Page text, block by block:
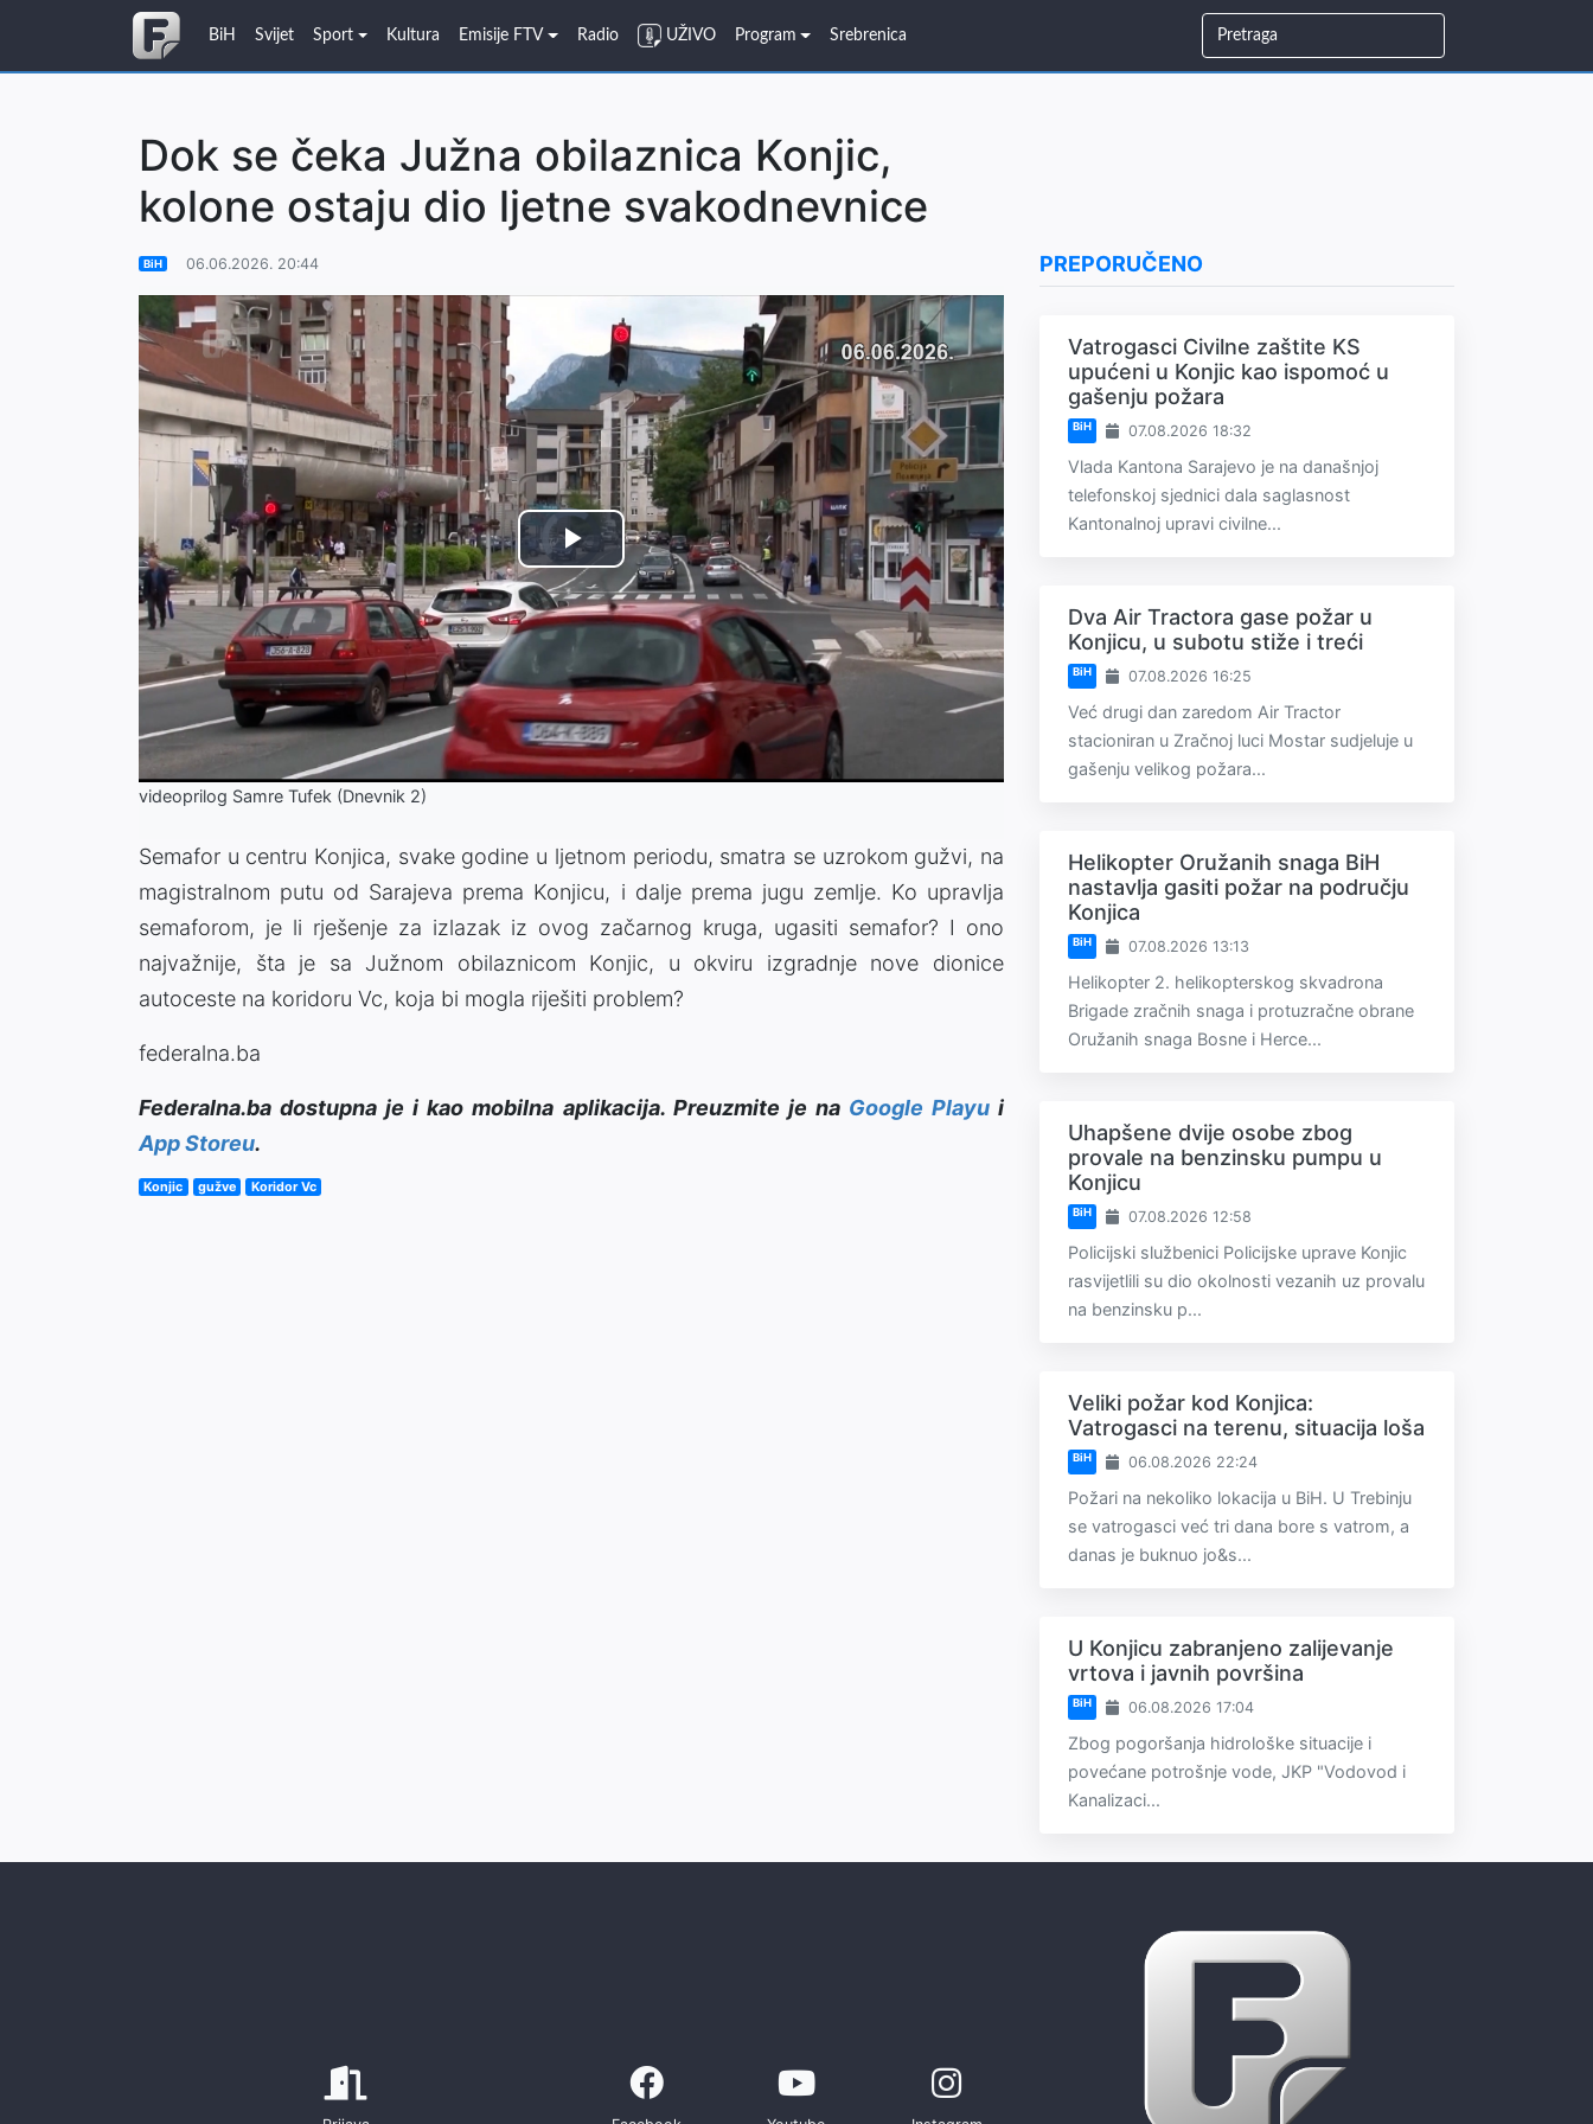
BiH Svijet Sport Kultura Emisije FTV Radio UŽIVO Program Srebrenica
Dok se čeka Južna obilaznica Konjic,
kolone ostaju dio ljetne svakodnevnice
BiH 06.06.2026. 20:44
Video
Player
is
loading.
Play
Video
videoprilog Samre Tufek (Dnevnik 2)
Semafor u centru Konjica, svake godine u ljetnom periodu, smatra se uzrokom gužvi, na
magistralnom putu od Sarajeva prema Konjicu, i dalje prema jugu zemlje. Ko upravlja
semaforom, je li rješenje za izlazak iz ovog začarnog kruga, ugasiti semafor? I ono
najvažnije, šta je sa Južnom obilaznicom Konjic, u okviru izgradnje nove dionice
autoceste na koridoru Vc, koja bi mogla riješiti problem?
federalna.ba
Federalna.ba dostupna je i kao mobilna aplikacija. Preuzmite je na Google Playui
App Storeu.
Konjic gužve Koridor Vc
PREPORUČENO
Vatrogasci Civilne zaštite KS
upućeni u Konjic kao ispomoć u
gašenju požara
BiH 07.08.2026 18:32
Vlada Kantona Sarajevo je na današnjoj
telefonskoj sjednici dala saglasnost
Kantonalnoj upravi civilne...
Dva Air Tractora gase požar u
Konjicu, u subotu stiže i treći
BiH 07.08.2026 16:25
Već drugi dan zaredom Air Tractor
stacioniran u Zračnoj luci Mostar sudjeluje u
gašenju velikog požara...
Helikopter Oružanih snaga BiH
nastavlja gasiti požar na području
Konjica
BiH 07.08.2026 13:13
Helikopter 2. helikopterskog skvadrona
Brigade zračnih snaga i protuzračne obrane
Oružanih snaga Bosne i Herce...
Uhapšene dvije osobe zbog
provale na benzinsku pumpu u
Konjicu
BiH 07.08.2026 12:58
Policijski službenici Policijske uprave Konjic
rasvijetlili su dio okolnosti vezanih uz provalu
na benzinsku p...
Veliki požar kod Konjica:
Vatrogasci na terenu, situacija loša
BiH 06.08.2026 22:24
Požari na nekoliko lokacija u BiH. U Trebinju
se vatrogasci već tri dana bore s vatrom, a
danas je buknuo jo&s...
U Konjicu zabranjeno zalijevanje
vrtova i javnih površina
BiH 06.08.2026 17:04
Zbog pogoršanja hidrološke situacije i
povećane potrošnje vode, JKP "Vodovod i
Kanalizaci...